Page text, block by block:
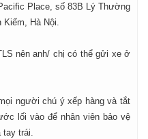
Place, số 83B Lý Thường
Hà Nội.
nên anh/ chị có thể gửi xe ở
người chú ý xếp hàng và tắt
lối vào để nhân viên bảo vệ
trái.